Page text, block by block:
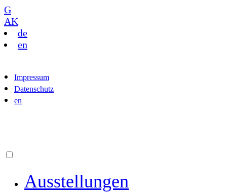
G
AK
de
en
Impressum
Datenschutz
en
Ausstellungen